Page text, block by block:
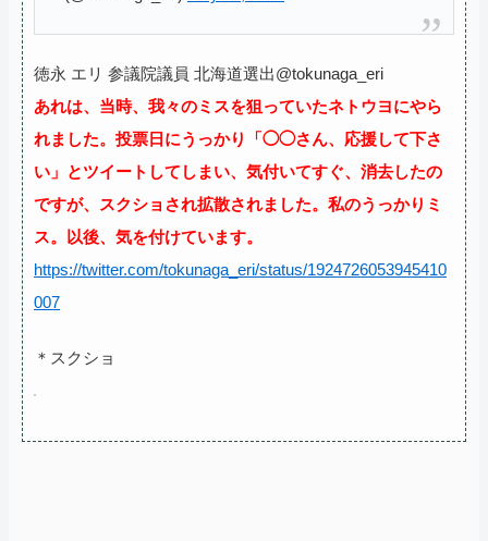
徳永 エリ 参議院議員 北海道選出@tokunaga_eri
あれは、当時、我々のミスを狙っていたネトウヨにやら
れました。投票日にうっかり「◯◯さん、応援して下さ
い」とツイートしてしまい、気付いてすぐ、消去したの
ですが、スクショされ拡散されました。私のうっかりミ
ス。以後、気を付けています。
https://twitter.com/tokunaga_eri/status/1924726053945410
007
＊スクショ